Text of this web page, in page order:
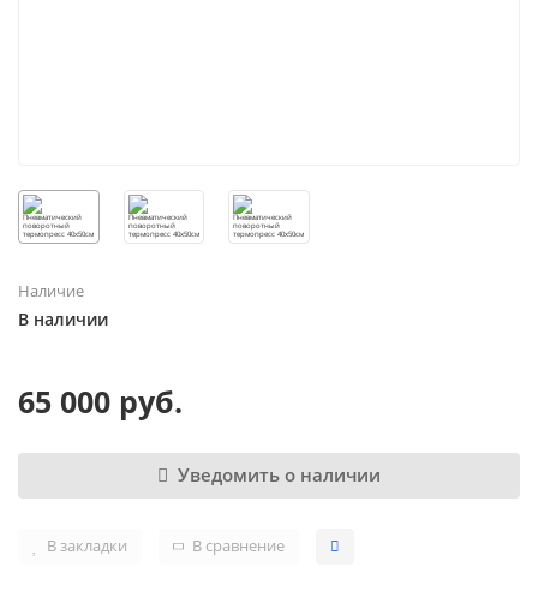
Наличие
В наличии
65 000 руб.
Уведомить о наличии
В закладки В сравнение